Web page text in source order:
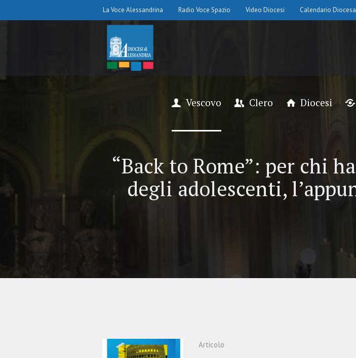
La Voce Alessandrina Radio Voce Spazio Video Diocesi Calendario
Vescovo Clero Diocesi
“Back to Rome”: per chi
degli adolescenti,
Articolo